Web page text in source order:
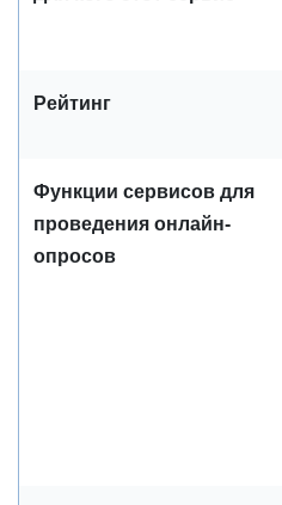
Рейтинг
Функции сервисов для
проведения онлайн-
опросов